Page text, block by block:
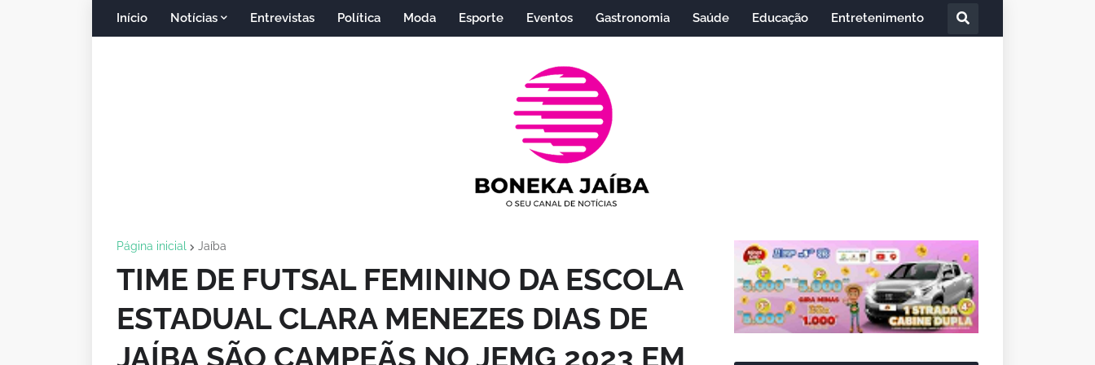
Início Notícias Entrevistas Política Moda Esporte Eventos Gastronomia Saúde Educação Entretenimento
Página inicial Jaíba
TIME DE FUTSAL FEMININO DA ESCOLA
ESTADUAL CLARA MENEZES DIAS DE
JAÍBA SÃO CAMPEÃS NO JEMG 2023 EM